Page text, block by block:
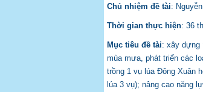
Chủ nhiệm đề tài:
Thời gian thực hiện: 36
Mục tiêu đề tài: xây dựng
mùa mưa, phát triển các
trồng 1 vụ lúa Đông Xuân
lúa 3 vụ); nâng cao năng